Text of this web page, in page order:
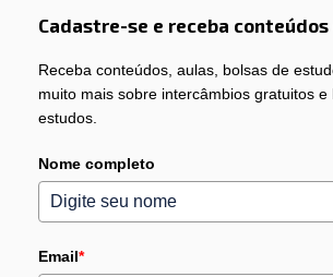
Cadastre-se e receba
Receba conteúdos, aulas, bolsas de
muito mais sobre intercâmbios gratuitos e
estudos.
Nome completo
Email*